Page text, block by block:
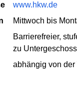
www.hkw.de
Mittwoch bis
Barrierefreier,
zu
abhängig von